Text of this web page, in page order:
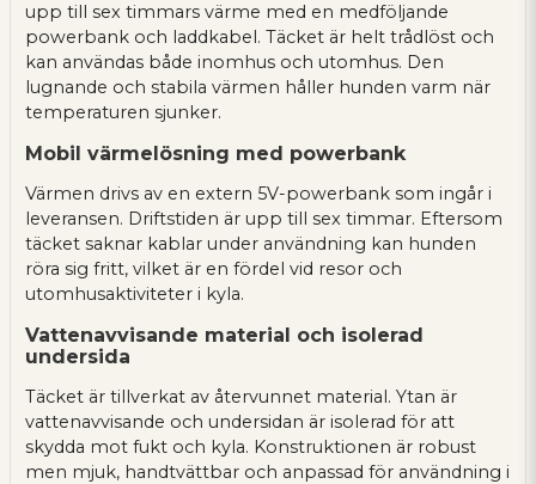
upp till sex timmars värme med en medföljande
powerbank och laddkabel. Täcket är helt trådlöst och
kan användas både inomhus och utomhus. Den
lugnande och stabila värmen håller hunden varm när
temperaturen sjunker.
Mobil värmelösning med powerbank
Värmen drivs av en extern 5V-powerbank som ingår i
leveransen. Driftstiden är upp till sex timmar. Eftersom
täcket saknar kablar under användning kan hunden
röra sig fritt, vilket är en fördel vid resor och
utomhusaktiviteter i kyla.
Vattenavvisande material och isolerad
undersida
Täcket är tillverkat av återvunnet material. Ytan är
vattenavvisande och undersidan är isolerad för att
skydda mot fukt och kyla. Konstruktionen är robust
men mjuk, handtvättbar och anpassad för användning i